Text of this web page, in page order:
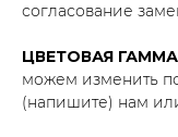
согласование
ЦВЕТОВАЯ
можем изменить
(напишите) нам